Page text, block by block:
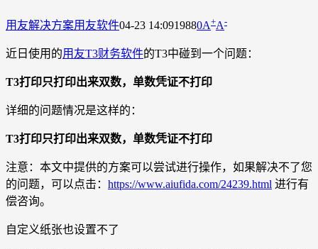
用友解决方案用友软件04-23 14:0919880A+A-
近日使用的用友T3财务软件的T3中碰到一个问题：
T3打印只打印出来双数，单数凭证不打印
详细的问题情况是这样的：
T3打印只打印出来双数，单数凭证不打印
注意：本文中提供的方案可以尝试进行操作，如果解决不了您
的问题，可以点击： https://www.aiufida.com/24239.html 进行有
偿咨询。
自定义纸张也设置不了